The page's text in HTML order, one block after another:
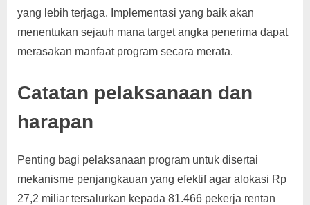
yang lebih terjaga. Implementasi yang baik akan
menentukan sejauh mana target angka penerima dapat
merasakan manfaat program secara merata.
Catatan pelaksanaan dan
harapan
Penting bagi pelaksanaan program untuk disertai
mekanisme penjangkauan yang efektif agar alokasi Rp
27,2 miliar tersalurkan kepada 81.466 pekerja rentan